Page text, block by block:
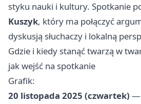
styku nauki i kultury. Spotkanie
Kuszyk, który ma połączyć
dyskusją słuchaczy i lokalną
Gdzie i kiedy stanąć twarzą w
jak wejść na spotkanie
Grafik:
20 listopada 2025 (czwartek) —